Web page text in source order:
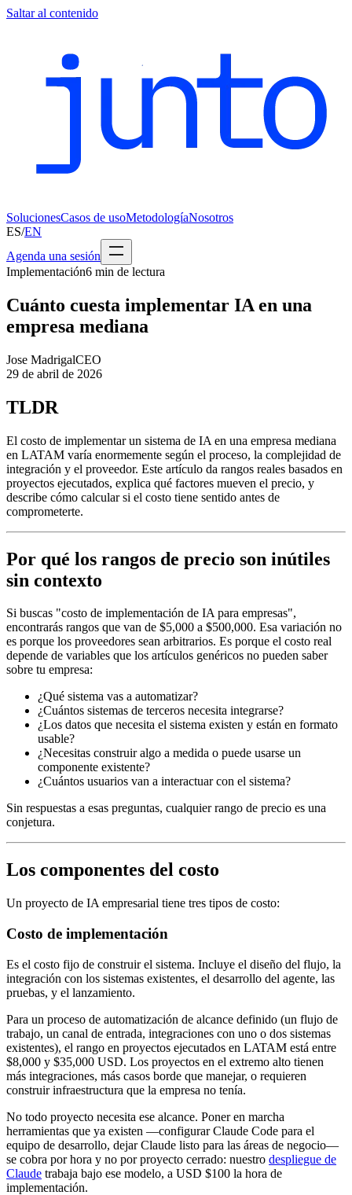
Saltar al contenido
SolucionesCasos de usoMetodologíaNosotros
ES/EN
Agenda una sesión
Implementación6 min de lectura
Cuánto cuesta implementar IA en una
empresa mediana
Jose MadrigalCEO
29 de abril de 2026
TLDR
El costo de implementar un sistema de IA en una empresa mediana
en LATAM varía enormemente según el proceso, la complejidad de
integración y el proveedor. Este artículo da rangos reales basados en
proyectos ejecutados, explica qué factores mueven el precio, y
describe cómo calcular si el costo tiene sentido antes de
comprometerte.
Por qué los rangos de precio son inútiles
sin contexto
Si buscas "costo de implementación de IA para empresas",
encontrarás rangos que van de $5,000 a $500,000. Esa variación no
es porque los proveedores sean arbitrarios. Es porque el costo real
depende de variables que los artículos genéricos no pueden saber
sobre tu empresa:
¿Qué sistema vas a automatizar?
¿Cuántos sistemas de terceros necesita integrarse?
¿Los datos que necesita el sistema existen y están en formato
usable?
¿Necesitas construir algo a medida o puede usarse un
componente existente?
¿Cuántos usuarios van a interactuar con el sistema?
Sin respuestas a esas preguntas, cualquier rango de precio es una
conjetura.
Los componentes del costo
Un proyecto de IA empresarial tiene tres tipos de costo:
Costo de implementación
Es el costo fijo de construir el sistema. Incluye el diseño del flujo, la
integración con los sistemas existentes, el desarrollo del agente, las
pruebas, y el lanzamiento.
Para un proceso de automatización de alcance definido (un flujo de
trabajo, un canal de entrada, integraciones con uno o dos sistemas
existentes), el rango en proyectos ejecutados en LATAM está entre
$8,000 y $35,000 USD. Los proyectos en el extremo alto tienen
más integraciones, más casos borde que manejar, o requieren
construir infraestructura que la empresa no tenía.
No todo proyecto necesita ese alcance. Poner en marcha
herramientas que ya existen —configurar Claude Code para el
equipo de desarrollo, dejar Claude listo para las áreas de negocio—
se cobra por hora y no por proyecto cerrado: nuestro despliegue de
Claude trabaja bajo ese modelo, a USD $100 la hora de
implementación.